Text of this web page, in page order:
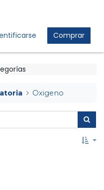
Comprar
Oxigeno